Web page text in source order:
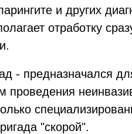
и других
отработку
- предназначался
"скорой".